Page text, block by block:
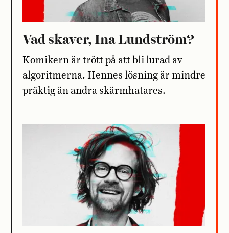
Vad skaver, Ina Lundström?
Komikern är trött på att bli lurad av
algoritmerna. Hennes lösning är ­mindre
präktig än andra skärmhatares.